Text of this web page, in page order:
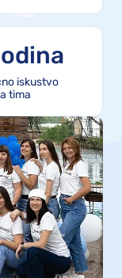
iskustvo
tima